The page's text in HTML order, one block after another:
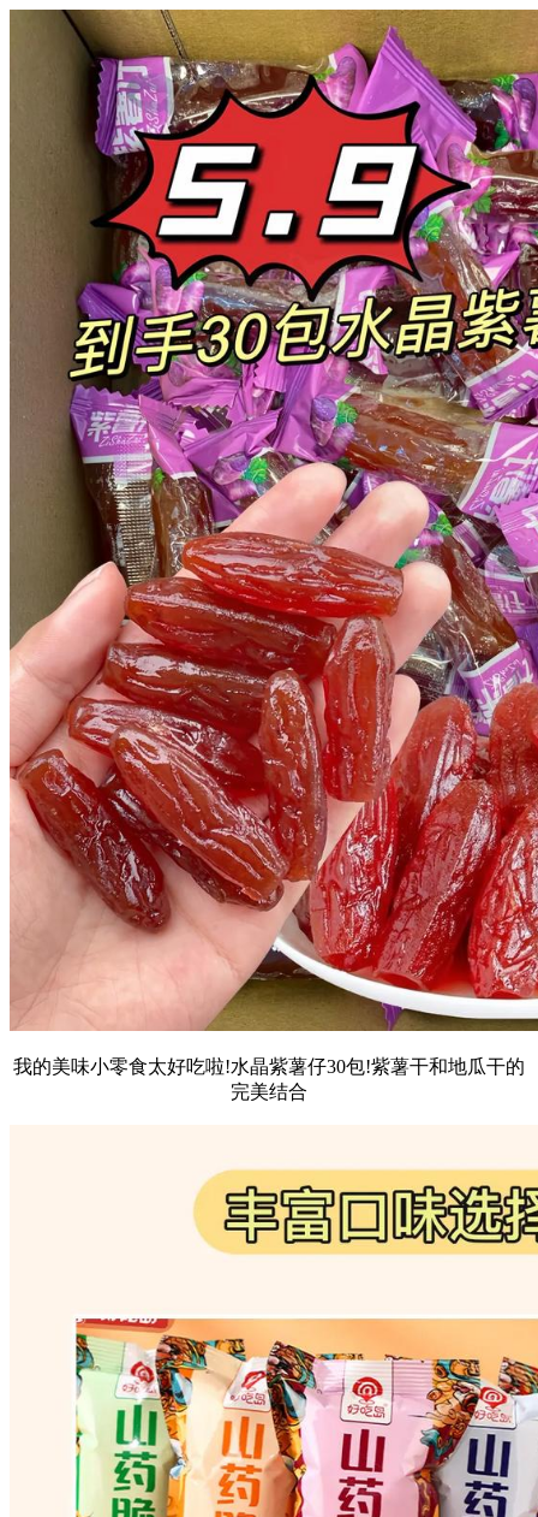
我的美味小零食太好吃啦!水晶紫薯仔30包!紫薯干和地瓜干的
完美结合